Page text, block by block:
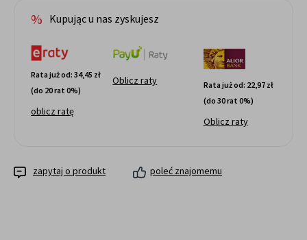
Kupując u nas zyskujesz
Rata już od: 34,45 zł
(do 20 rat 0%)
oblicz ratę
Oblicz raty Rata już od: 22,97 zł
(do 30 rat 0%)
Oblicz raty
zapytaj o produkt poleć znajomemu